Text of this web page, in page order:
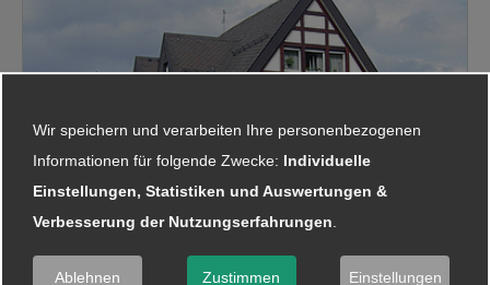
Wir speichern und verarbeiten Ihre personenbezogenen
Informationen für folgende Zwecke: Individuelle
Einstellungen, Statistiken und Auswertungen &
Verbesserung der Nutzungserfahrungen.
Ablehnen Zustimmen Einstellungen